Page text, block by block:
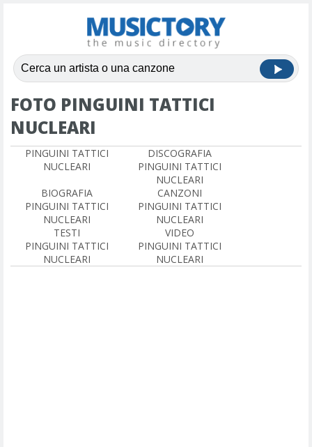
FOTO PINGUINI TATTICI
NUCLEARI
PINGUINI TATTICI
NUCLEARI
DISCOGRAFIA
PINGUINI TATTICI
NUCLEARI
BIOGRAFIA
PINGUINI TATTICI
NUCLEARI
CANZONI
PINGUINI TATTICI
NUCLEARI
TESTI
PINGUINI TATTICI
NUCLEARI
VIDEO
PINGUINI TATTICI
NUCLEARI